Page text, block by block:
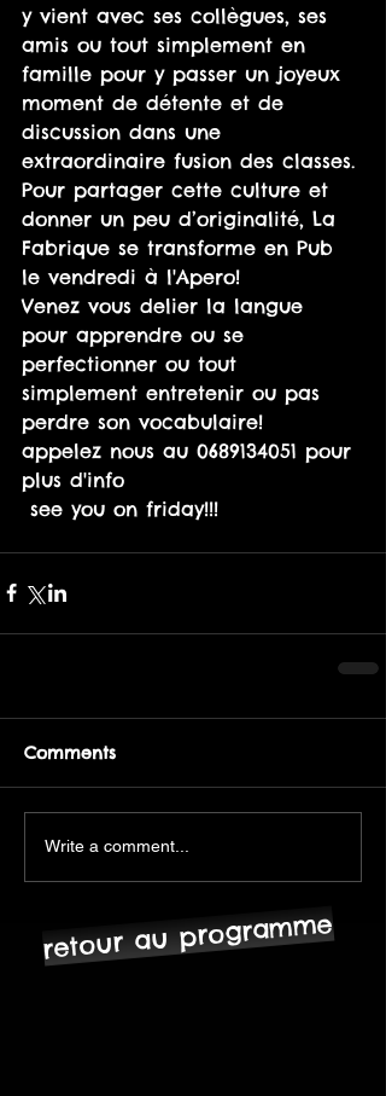
y vient avec ses collègues, ses
amis ou tout simplement en
famille pour y passer un joyeux
moment de détente et de
discussion dans une
extraordinaire fusion des classes.
Pour partager cette culture et
donner un peu d’originalité, La
Fabrique se transforme en Pub
le vendredi à l'Apero!
Venez vous delier la langue
pour apprendre ou se
perfectionner ou tout
simplement entretenir ou pas
perdre son vocabulaire!
appelez nous au 0689134051 pour
plus d'info
see you on friday!!!
Comments
Write a comment...
retour au programme